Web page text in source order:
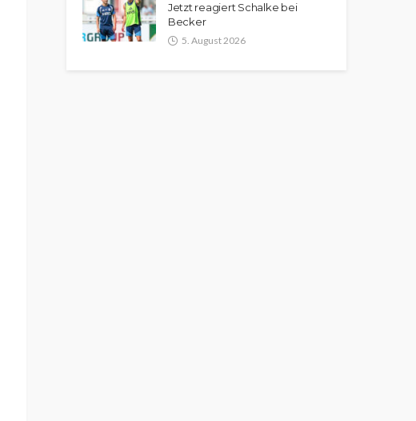
Jetzt reagiert Schalke bei
Becker
5. August 2026